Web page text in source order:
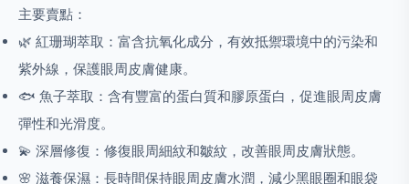
主要賣點：
🌿 紅珊瑚萃取：富含抗氧化成分，有效抵禦環境中的污染和
紫外線，保護眼周皮膚健康。
🐟 魚子萃取：含有豐富的蛋白質和膠原蛋白，促進眼周皮膚
彈性和光滑度。
💫 深層修復：修復眼周細紋和皺紋，改善眼周皮膚狀態。
🌸 滋養保濕：長時間保持眼周皮膚水潤，減少黑眼圈和眼袋